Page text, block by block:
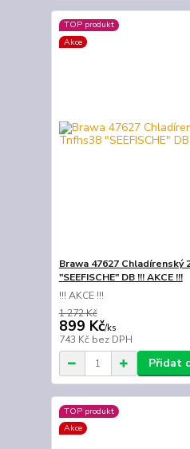
TOP produkt
Akce
Brawa 47627 Chladírenský
"SEEFISCHE" DB !!! AKCE !!!
!!! AKCE !!!
1 272 Kč
899 Kč/ks
743 Kč bez DPH
Přidat
TOP produkt
Akce